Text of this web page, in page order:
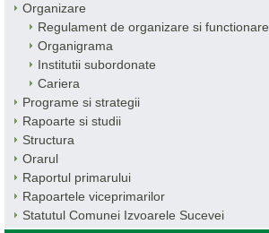
Organizare
Regulament de organizare si functionare
Organigrama
Institutii subordonate
Cariera
Programe si strategii
Rapoarte si studii
Structura
Orarul
Raportul primarului
Rapoartele viceprimarilor
Statutul Comunei Izvoarele Sucevei